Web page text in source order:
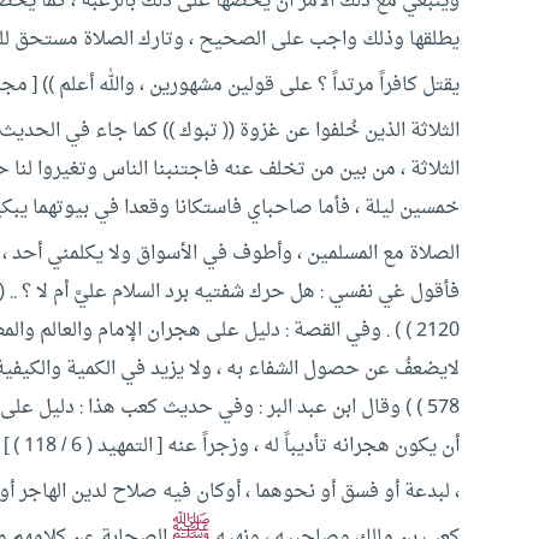
يطلقها وذلك واجب على الصحيح ، وتارك الصلاة مستحق
يقتل كافراً مرتداً ؟على قولين مشهورين ، والله أعلم )) [ مجموع
الثلاثة الذين خُلفوا عن غزوة (( تبوك )) كما جاء في
الثلاثة ، من بين من تخلف عنه فاجتنبنا الناس وتغيروا
خمسين ليلة ، فأما صاحباي فاستكانا وقعدا في بيوتهما
الصلاة مع المسلمين ، وأطوف في الأسواق ولا يكلمني أحد
2120 ) ) .
وفي القصة : دليل على هجران الإمام والعالم
لايضعفُ عن حصول الشفاء به ، ولا يزيد في الكمية والكيفية
578 ) )
وقال ابن عبد البر : وفي حديث كعب هذا : دليل
أن
، لبدعة أو فسق أو نحوهما ، أوكان فيه صلاح لدين
ﷺ